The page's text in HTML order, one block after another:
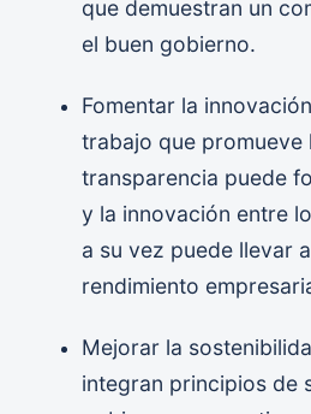
que demuestran un
el buen gobierno.
Fomentar la
trabajo que promueve
transparencia puede
y la innovación entre
a su vez puede llevar
rendimiento
Mejorar la
integran principios de